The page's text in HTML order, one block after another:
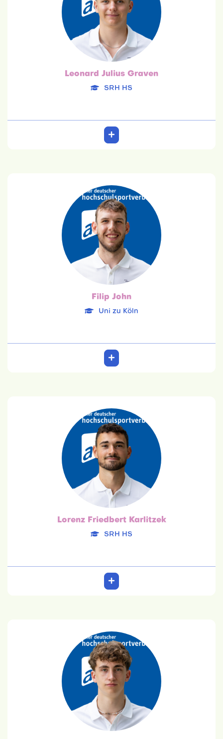
Leonard Julius Graven
SRH HS
Betriebswirtschaftslehre
Team: 6. Platz
Filip John
Uni zu Köln
Filip John
Uni zu Köln
01.08.2001
Psychologie
Team: 6. Platz
Lorenz Friedbert Karlitzek
SRH HS
Lorenz Friedbert Karlitzek
SRH HS
17.02.1999
Betriebswirtschaftslehre
Team: 6. Platz
Joscha Karl Kunstmann
TU Berlin
20.07.2003
Chemie
Team: 6. Platz